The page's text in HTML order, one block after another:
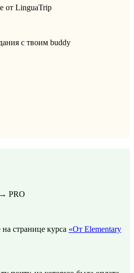
от LinguaTrip
с твоим buddy
PRO
странице курса «От Elementary